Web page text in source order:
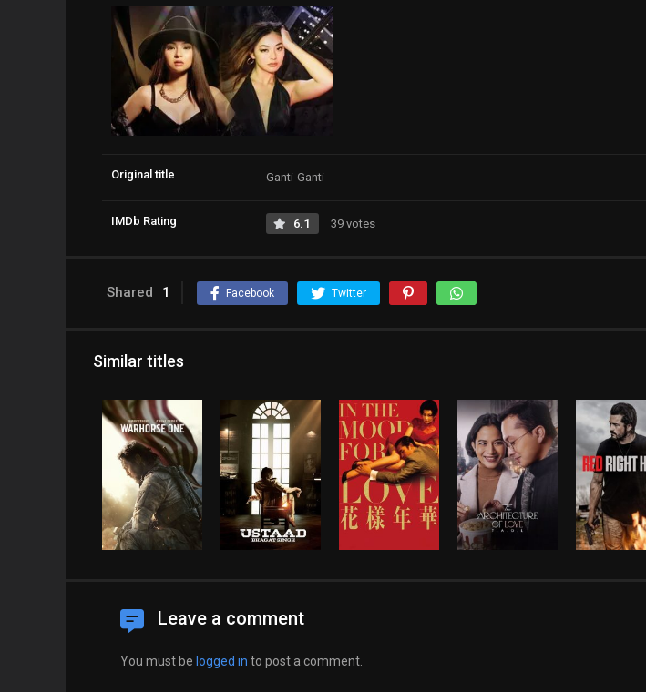
Original title Ganti-Ganti
IMDb Rating 6.1 39 votes
Shared 1 Facebook Twitter
Similar titles
Leave a comment
You must be logged in to post a comment.